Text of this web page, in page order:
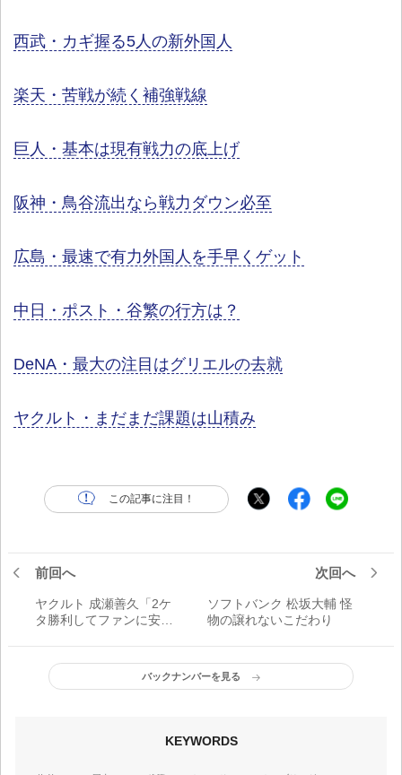
西武・カギ握る5人の新外国人
楽天・苦戦が続く補強戦線
巨人・基本は現有戦力の底上げ
阪神・鳥谷流出なら戦力ダウン必至
広島・最速で有力外国人を手早くゲット
中日・ポスト・谷繁の行方は？
DeNA・最大の注目はグリエルの去就
ヤクルト・まだまだ課題は山積み
この記事に注目！
前回へ
ヤクルト 成瀬善久「2ケ
タ勝利してファンに安心
次回へ
ソフトバンク 松坂大輔 怪
物の譲れないこだわり
バックナンバーを見る
KEYWORDS